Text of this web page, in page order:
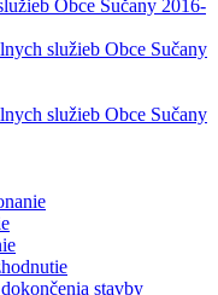
Obce Sučany 2016-
služieb Obce Sučany
služieb Obce Sučany
stavby